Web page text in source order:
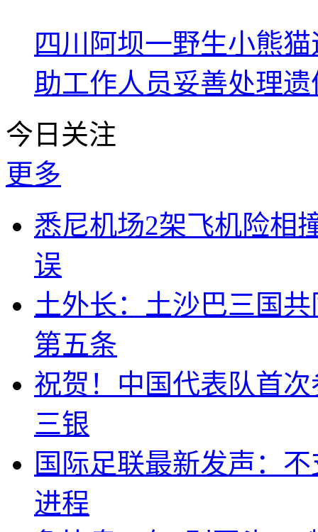
四川阿坝一野生小熊
助工作人员妥善处理遗
今日关注
更多
悉尼机场2架飞机险相
误
土外长：土沙巴三国
第五条
祝贺！中国代表队首
三银
国际足联最新发声：
进程